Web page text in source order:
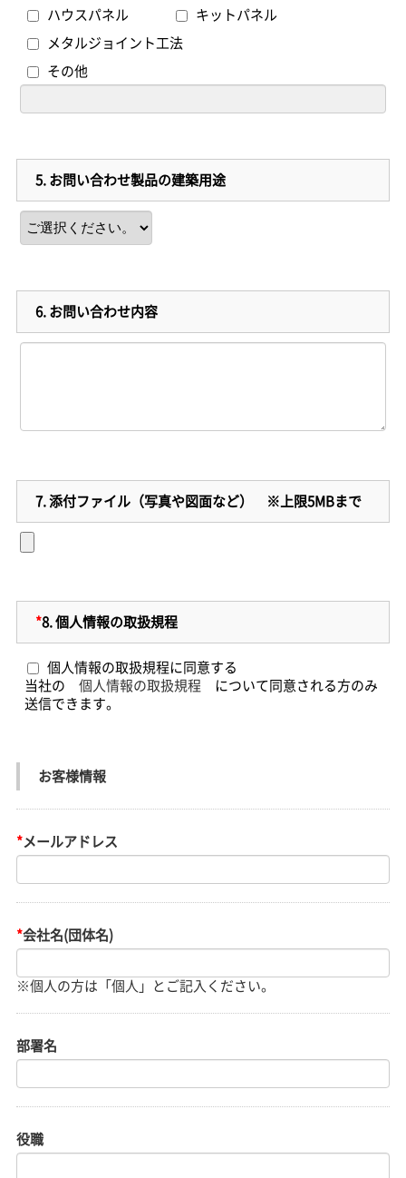
ハウスパネル
キットパネル
メタルジョイント工法
その他
5.お問い合わせ製品の建築用途
6.お問い合わせ内容
7.添付ファイル（写真や図面など） ※上限5MBまで
*8.個人情報の取扱規程
個人情報の取扱規程に同意する
当社の 個人情報の取扱規程 について同意される方のみ
送信できます。
お客様情報
*メールアドレス
*会社名(団体名)
部署名
役職